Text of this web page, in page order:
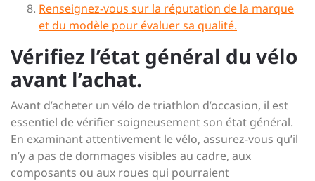
Renseignez-vous sur la réputation de la marque
et du modèle pour évaluer sa qualité.
Vérifiez l’état général du vélo
avant l’achat.
Avant d’acheter un vélo de triathlon d’occasion, il est
essentiel de vérifier soigneusement son état général.
En examinant attentivement le vélo, assurez-vous qu’il
n’y a pas de dommages visibles au cadre, aux
composants ou aux roues qui pourraient